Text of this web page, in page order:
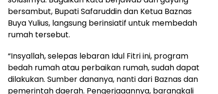
bersambut, Bupati Safaruddin dan Ketua Baznas
Buya Yulius, langsung berinsiatif untuk membedah
rumah tersebut.
“Insyallah, selepas lebaran Idul Fitri ini, program
bedah rumah atau perbaikan rumah, sudah dapat
dilakukan. Sumber dananya, nanti dari Baznas dan
pemerintah daerah. Pengerjaaannya, barangkali